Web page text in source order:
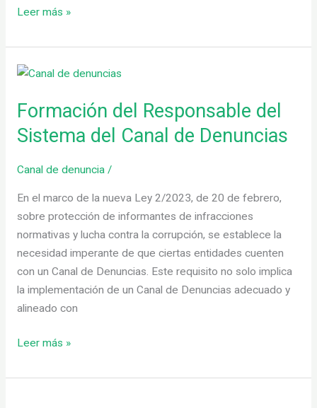
Leer más »
Formación del Responsable del
Sistema del Canal de Denuncias
Canal de denuncia/
En el marco de la nueva Ley 2/2023, de 20 de febrero,
sobre protección de informantes de infracciones
normativas y lucha contra la corrupción, se establece la
necesidad imperante de que ciertas entidades cuenten
con un Canal de Denuncias. Este requisito no solo implica
la implementación de un Canal de Denuncias adecuado y
alineado con
Formación
Responsable
del
Sistema
del
de
Denuncias
Leer más »